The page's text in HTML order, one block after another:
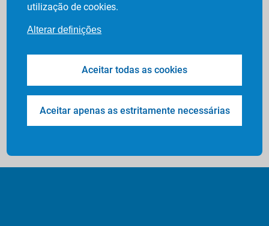
utilização de cookies.
Alterar definições
Aceitar todas as cookies
Aceitar apenas as estritamente necessárias